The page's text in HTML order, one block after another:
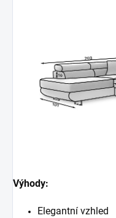
Výhody:
Elegantní vzhled